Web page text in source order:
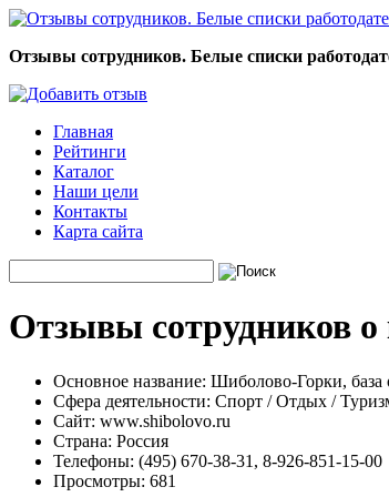
Отзывы сотрудников. Белые списки
Главная
Рейтинги
Каталог
Наши цели
Контакты
Карта сайта
Отзывы сотрудников
Основное название: Шиболово-Горки, база
Сфера деятельности: Спорт / Отдых /
Сайт: www.shibolovo.ru
Страна: Россия
Телефоны: (495) 670-38-31, 8-926-851-15-00
Просмотры: 681